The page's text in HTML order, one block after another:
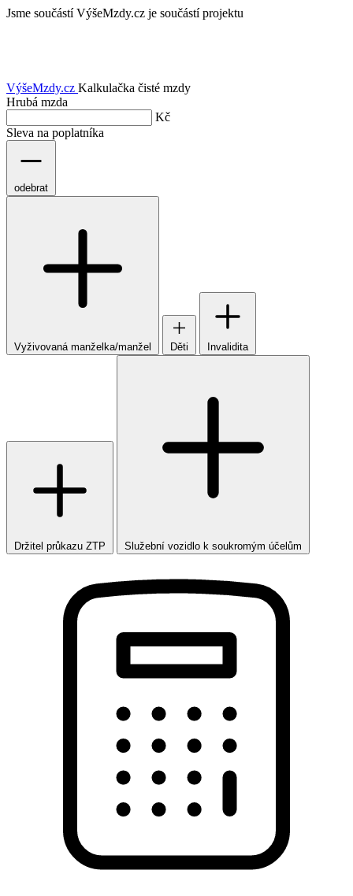
Jsme součástí VýšeMzdy.cz je součástí projektu
VýšeMzdy.cz Kalkulačka čisté mzdy
Hrubá mzda
Kč
Sleva na poplatníka
odebrat
Vyživovaná manželka/manžel Děti Invalidita
Držitel průkazu ZTP Služební vozidlo k soukromým účelům